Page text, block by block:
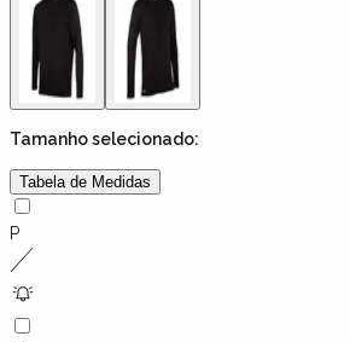
Tamanhoselecionado:
Tabela de Medidas
P